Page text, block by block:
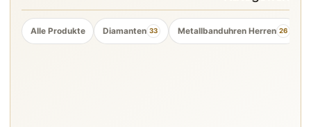
Alle Produkte Diamanten 33 Metallbanduhren Herren 26